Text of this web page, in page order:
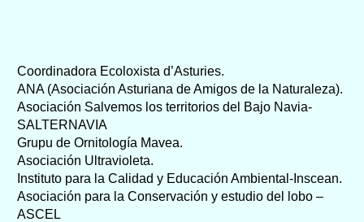
Coordinadora Ecoloxista d’Asturies.
ANA (Asociación Asturiana de Amigos de la Naturaleza).
Asociación Salvemos los territorios del Bajo Navia-
SALTERNAVIA
Grupu de Ornitología Mavea.
Asociación Ultravioleta.
Instituto para la Calidad y Educación Ambiental-Inscean.
Asociación para la Conservación y estudio del lobo –
ASCEL